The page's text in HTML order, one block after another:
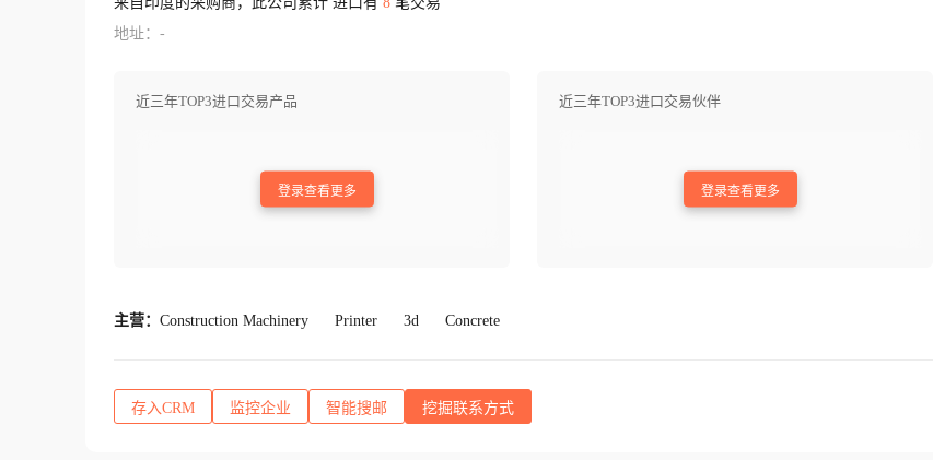
地址：-
近三年TOP3进口交易产品
登录查看更多
近三年TOP3进口交易伙伴
登录查看更多
主营： Construction Machinery Printer 3d Concrete
存入CRM 监控企业 智能搜邮 挖掘联系方式